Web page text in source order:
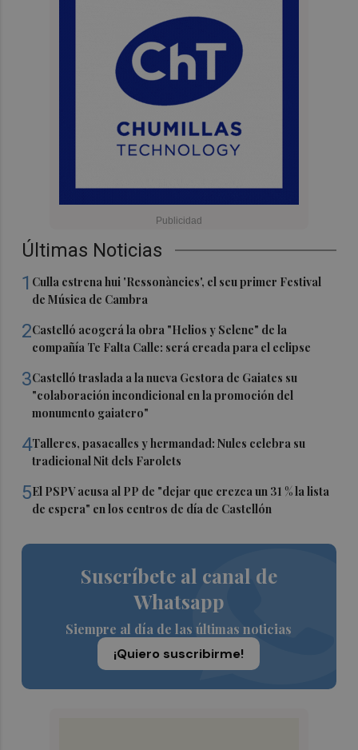
Últimas Noticias
1 Culla estrena hui 'Ressonàncies', el seu primer Festival
de Música de Cambra
2Castelló acogerá la obra "Helios y Selene" de la
compañía Te Falta Calle: será creada para el eclipse
3Castelló traslada a la nueva Gestora de Gaiates su
"colaboración incondicional en la promoción del
monumento gaiatero"
4Talleres, pasacalles y hermandad: Nules celebra su
tradicional Nit dels Farolets
5El PSPV acusa al PP de "dejar que crezca un 31 % la lista
de espera" en los centros de día de Castellón
Suscríbete al canal de
Whatsapp
Siempre al día de las últimas noticias
¡Quiero suscribirme!